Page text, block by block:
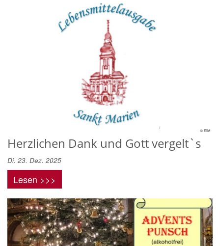
© StM
Herzlichen Dank und Gott vergelt`s
Di. 23. Dez. 2025
Lesen >>>